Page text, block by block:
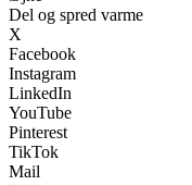
Del og spred varme
X
Facebook
Instagram
LinkedIn
YouTube
Pinterest
TikTok
Mail